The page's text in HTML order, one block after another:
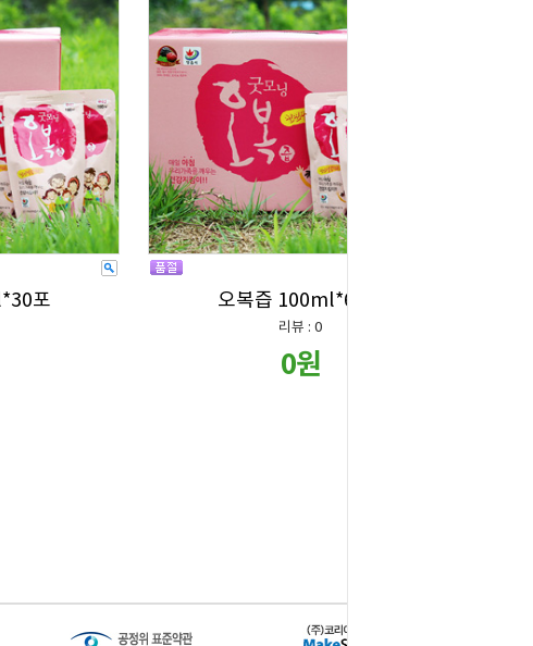
포 오복즙 100ml*60포
리뷰 : 0
0원